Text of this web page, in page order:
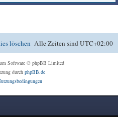
Alle Zeiten sindUTC+02:00
löschen
Software © phpBB Limited
durch phpBB.de